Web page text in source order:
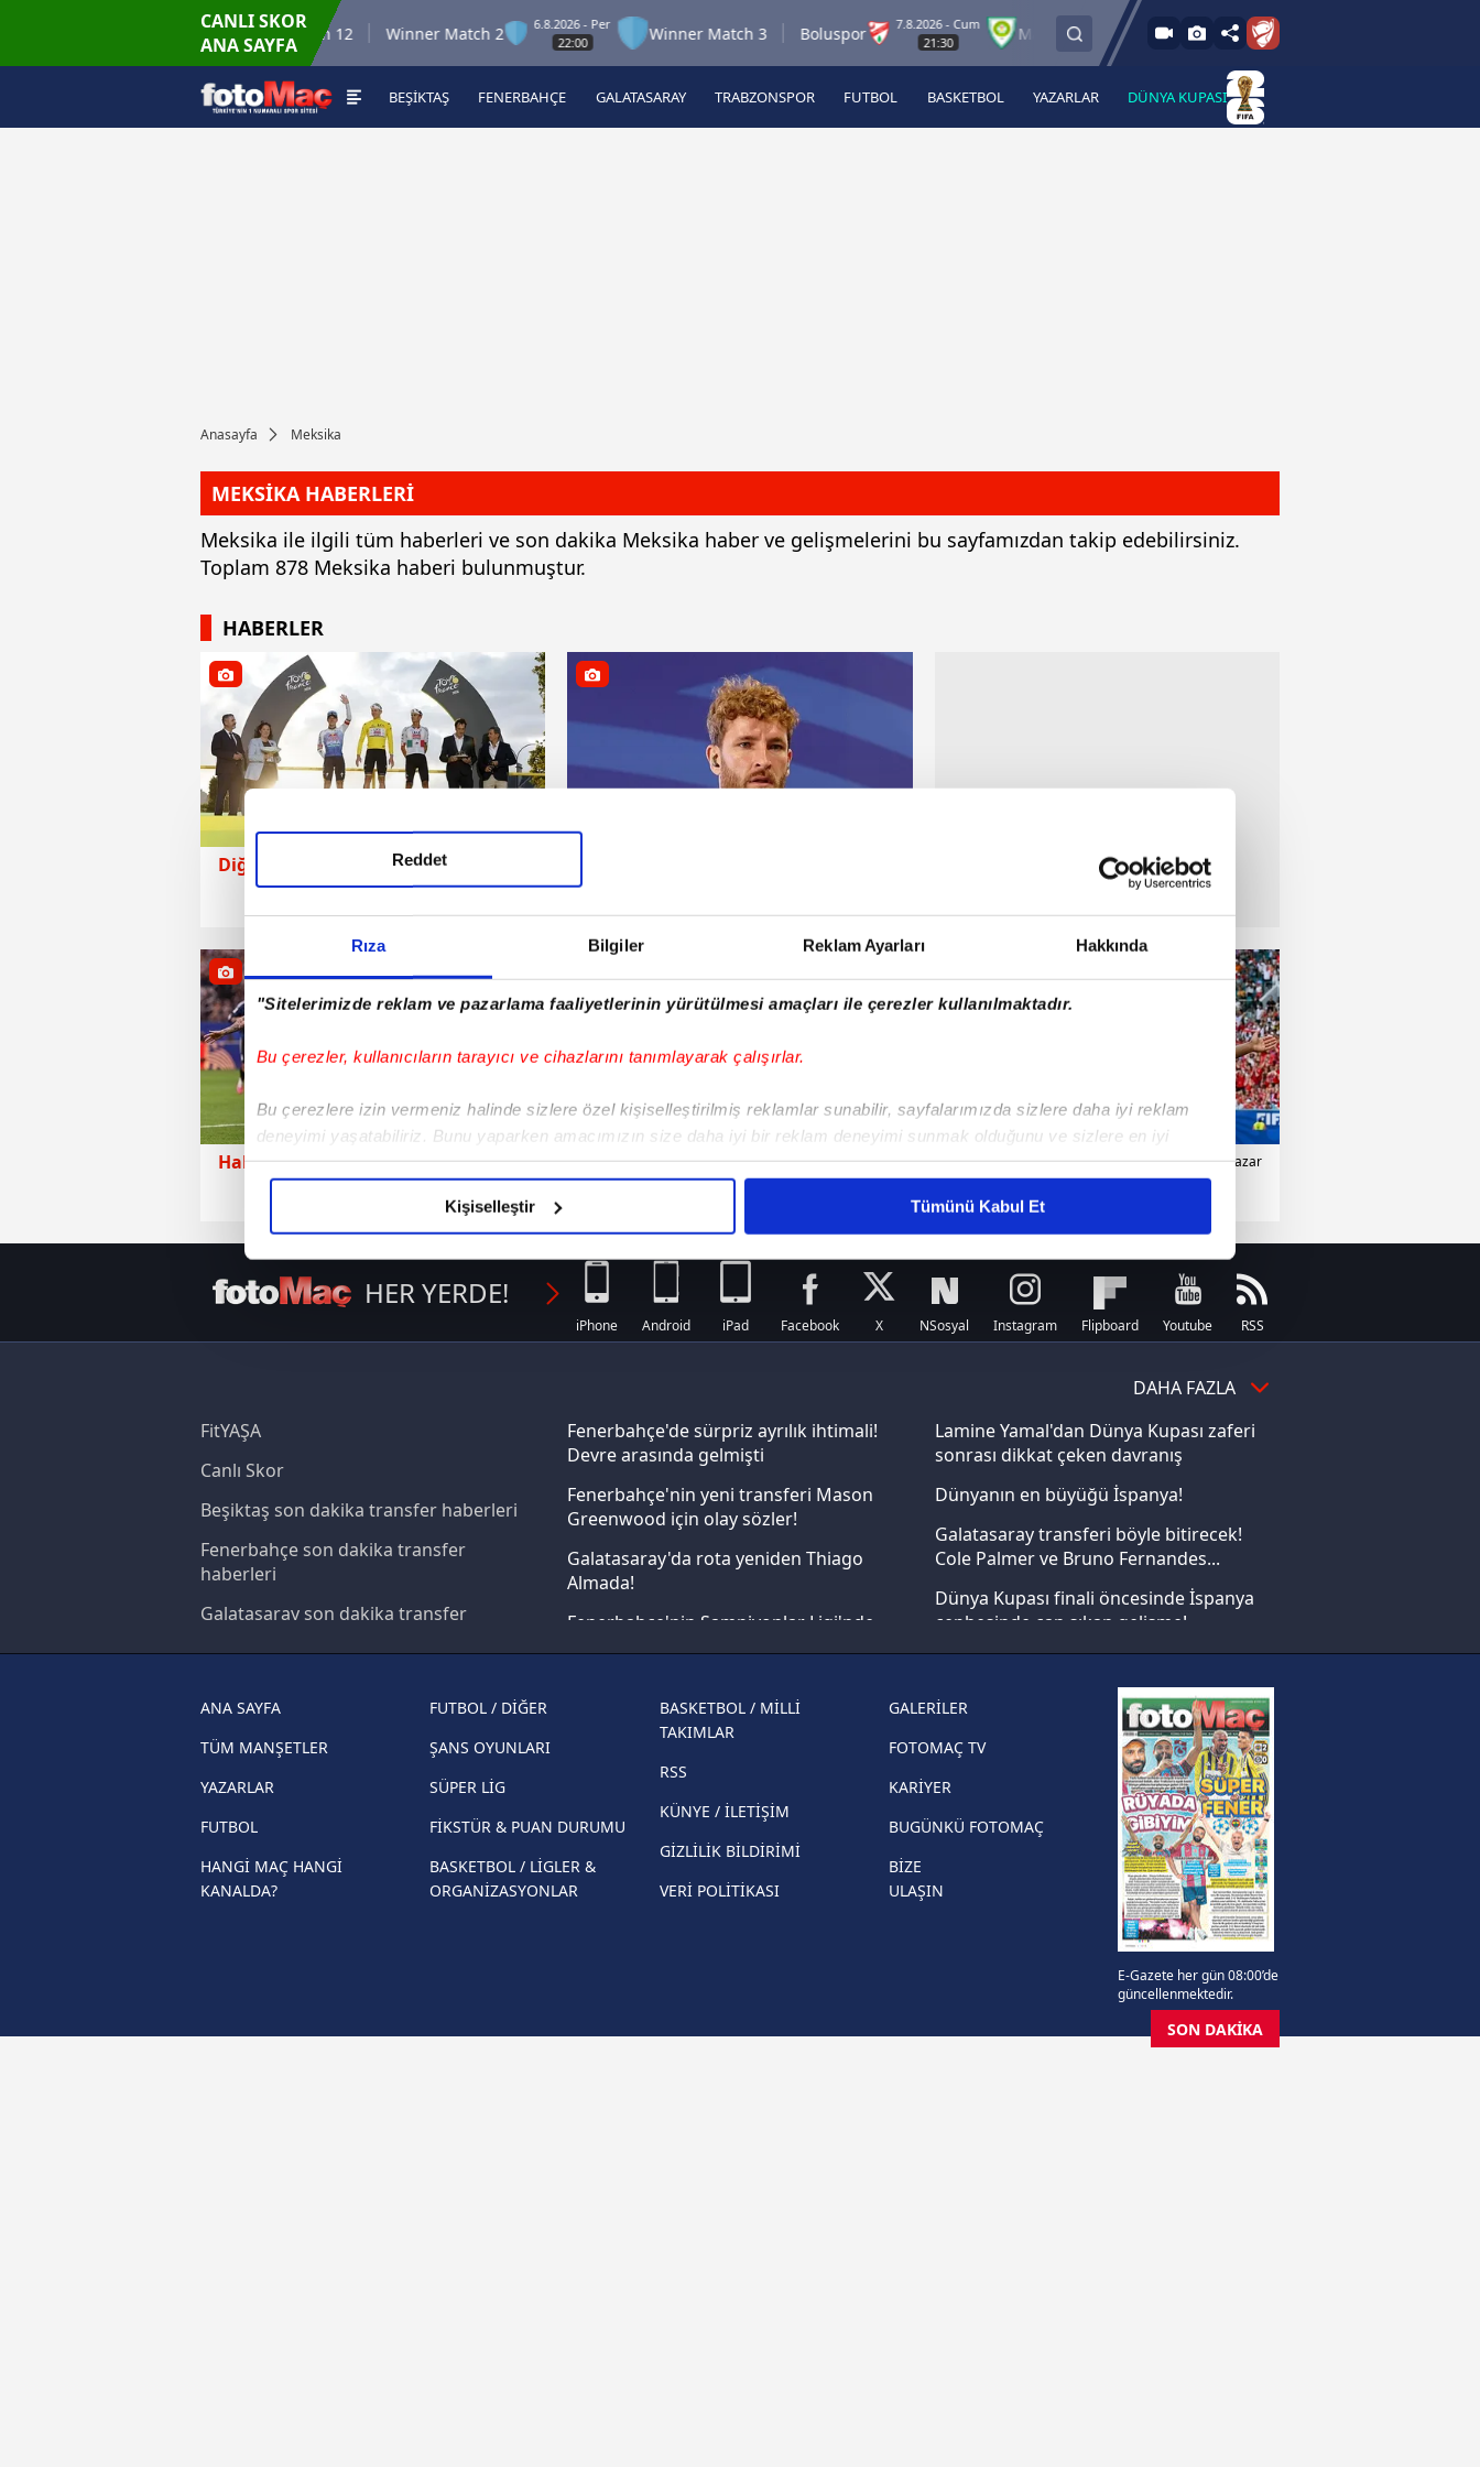
Rıza Bilgiler Reklam Ayarları Hakkında
"Sitelerimizde reklam ve pazarlama faaliyetlerinin yürütülmesi amaçları ile çerezler kullanılmaktadır.
Bu çerezler, kullanıcıların tarayıcı ve cihazlarını tanımlayarak çalışırlar.
Bu çerezlere izin vermeniz halinde sizlere özel kişiselleştirilmiş reklamlar sunabilir, sayfalarımızda sizlere daha iyi reklam
deneyimi yaşatabiliriz. Bunu yaparken amacımızın size daha iyi bir reklam deneyimi sunmak olduğunu ve sizlere en iyi
içerikleri sunabilmek adına elimizden gelen çabayı gösterdiğimizi ve bu noktada, reklamların maliyetlerimizi karşılamak
Sizlere daha iyi bir hizmet sunabilmek için İnternet Sitemizde kendimize ve üçüncü kişilere ait çerezler kullanılmaktadır. Bu
çerezler vasıtasıyla çeşitli kişisel verileriniz işlenmekte olup gerekli olan çerezler bilgi toplumu hizmetlerinin sunulması
amacıyla kullanılmaktadır. Diğer çerezler, sitemizin daha işlevsel kılınması ve kişiselleştirilmesi ve sizlere yönelik
Çerezlere ilişkin tercihlerinizi aşağıda yer alan panel vasıtasıyla belirleyebilirsiniz. Çerezlere ilişkin detaylı bilgi için Ayarlar
Çerez Bilgilendirme Metnimiziziyaret edebilirsiniz.
6698 sayılı Kişisel Verilerin Korunması Kanunu uyarınca hazırlanmış Aydınlatma Metnimizi okumak ve sitemizde ilgili
mevzuata uygun olarak kullanılan çerezlerle ilgili bilgi almak için lütfen
Reddet
Kişiselleştir Tümünü Kabul Et
CANLI SKOR
ANA SAYFA
Winner Match 12 Winner Match 2
6.8.2026 - Per
22:00
Winner Match 3 Boluspor
7.8.2026 - Cum
21:30
Manisa FK Bandırmaspor
8.8.2026 - Cum
17:00
Beşiktaş
A Haber
A Haber Radyo
BEŞİKTAŞ FENERBAHÇE GALATASARAY TRABZONSPOR FUTBOL BASKETBOL YAZARLAR DÜNYA KUPASI
Anasayfa Meksika
MEKSİKA HABERLERİ
Meksika ile ilgili tüm haberleri ve son dakika Meksika haber ve gelişmelerini bu sayfamızdan takip edebilirsiniz.
Toplam 878 Meksika haberi bulunmuştur.
HABERLER
Diğer Sporlar 25 Temmuz 2026 | Cumartesi
Haberler 14 Temmuz 2026 | Salı Haberler 12 Temmuz 2026 | Pazar Haberler 12 Temmuz 2026 | Pazar
HER YERDE!
iPhone Android iPad Facebook X NSosyal Instagram Flipboard Youtube RSS
DAHA FAZLA
FitYAŞA
Canlı Skor
Beşiktaş son dakika transfer haberleri
Fenerbahçe son dakika transfer
haberleri
Galatasaray son dakika transfer
haberleri
Trendyol Süper Lig haberleri
Ziraat Türkiye Kupası haberleri
UEFA Şampiyonlar Ligi haberleri
UEFA Avrupa Ligi haberleri
UEFA Konferans Ligi haberleri
Fenerbahçe'de sürpriz ayrılık ihtimali!
Devre arasında gelmişti
Fenerbahçe'nin yeni transferi Mason
Greenwood için olay sözler!
Galatasaray'da rota yeniden Thiago
Almada!
Fenerbahçe'nin Şampiyonlar Ligi'nde
İspanya-Arjantin finalinin ardından dış
basından gündem olan manşetler!
Beşiktaş'ın UEFA Avrupa Ligi'nde 3. Ön
Eleme Turu muhtemel rakipleri belli oldu!
Lamine Yamal'dan Dünya Kupası zaferi
sonrası dikkat çeken davranış
Dünyanın en büyüğü İspanya!
Galatasaray transferi böyle bitirecek!
Cole Palmer ve Bruno Fernandes...
Dünya Kupası finali öncesinde İspanya
cephesinde can sıkan gelişme!
2026 FIFA Dünya Kupası'nı kazanana
şampiyonluk yüzüğü verilecek
Hernan Crespo, Meksika Ligi
ekiplerinden Atlas'ın yeni teknik
ANA SAYFA
TÜM MANŞETLER
YAZARLAR
FUTBOL
HANGİ MAÇ HANGİ
KANALDA?
FUTBOL / DİĞER
ŞANS OYUNLARI
SÜPER LİG
FİKSTÜR & PUAN DURUMU
BASKETBOL / LİGLER &
ORGANİZASYONLAR
BASKETBOL / MİLLİ
TAKIMLAR
RSS
KÜNYE / İLETİŞİM
GİZLİLİK BİLDİRİMİ
VERİ POLİTİKASI
GALERİLER
FOTOMAÇ TV
KARİYER
BUGÜNKÜ FOTOMAÇ
BİZE
ULAŞIN
E-Gazete her gün 08:00’de
güncellenmektedir.
SON DAKİKA